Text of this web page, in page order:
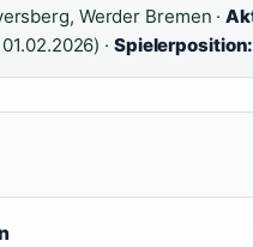
Werder Bremen ·
· Spielerposition: